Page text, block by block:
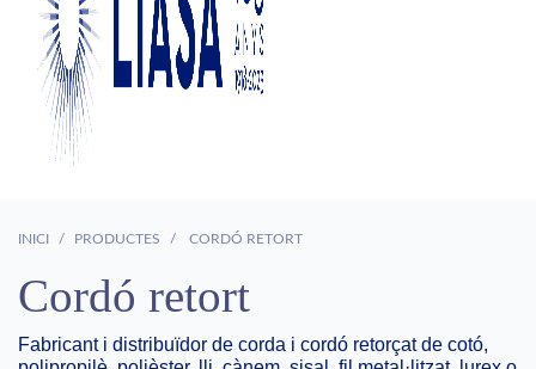
INICI PRODUCTES CORDÓ RETORT
Cordó retort
Fabricant i distribuïdor de corda i cordó retorçat de cotó,